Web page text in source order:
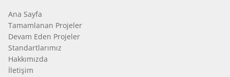
Ana Sayfa
Tamamlanan Projeler
Devam Eden Projeler
Standartlarımız
Hakkımızda
İletişim